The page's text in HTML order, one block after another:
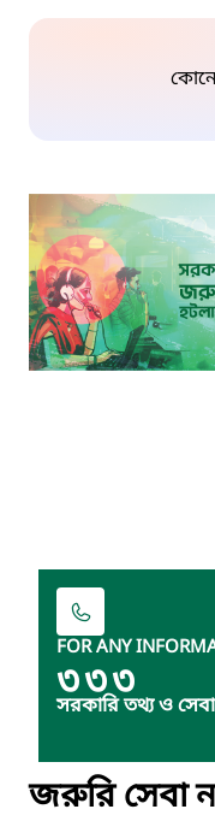
FOR ANY
৩৩৩
সরকারি তথ্য ও সেবা
জরুরি সেবা